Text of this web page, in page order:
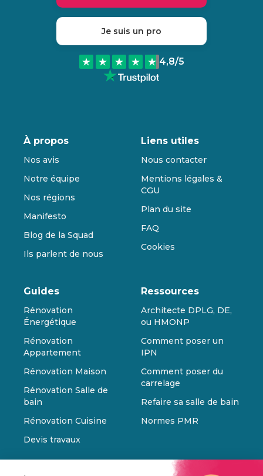
Je suis un pro
4,8/5
À propos
Nos avis
Notre équipe
Nos régions
Manifesto
Blog de la Squad
Ils parlent de nous
Liens utiles
Nous contacter
Mentions légales &
CGU
Plan du site
FAQ
Cookies
Guides
Rénovation
Énergétique
Rénovation
Appartement
Rénovation Maison
Rénovation Salle de
bain
Rénovation Cuisine
Devis travaux
Ressources
Architecte DPLG, DE,
ou HMONP
Comment poser un
IPN
Comment poser du
carrelage
Refaire sa salle de bain
Normes PMR